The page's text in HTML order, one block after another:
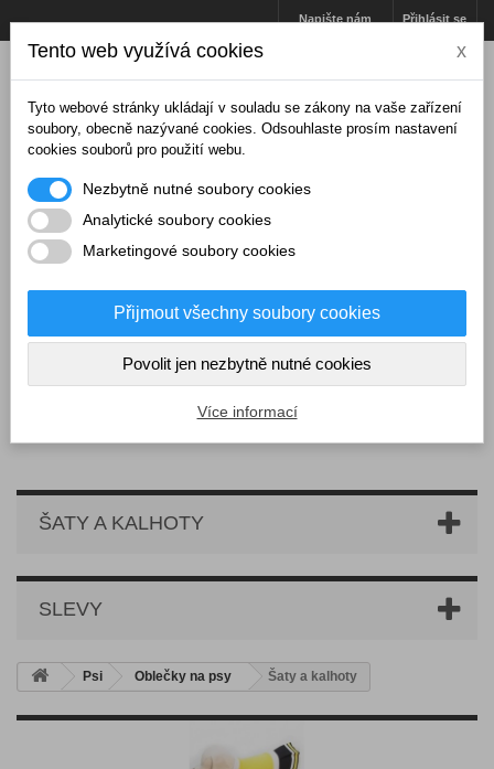
Přihlásit se
Napište nám
Košík (prázdný)
ŠATY A KALHOTY
SLEVY
Psi Oblečky na psy Šaty a kalhoty
Tento web využívá cookies x
Tyto webové stránky ukládají v souladu se zákony na vaše zařízení
soubory, obecně nazývané cookies. Odsouhlaste prosím nastavení
cookies souborů pro použití webu.
Nezbytně nutné soubory cookies
Analytické soubory cookies
Marketingové soubory cookies
Přijmout všechny soubory cookies
Povolit jen nezbytně nutné cookies
Více informací